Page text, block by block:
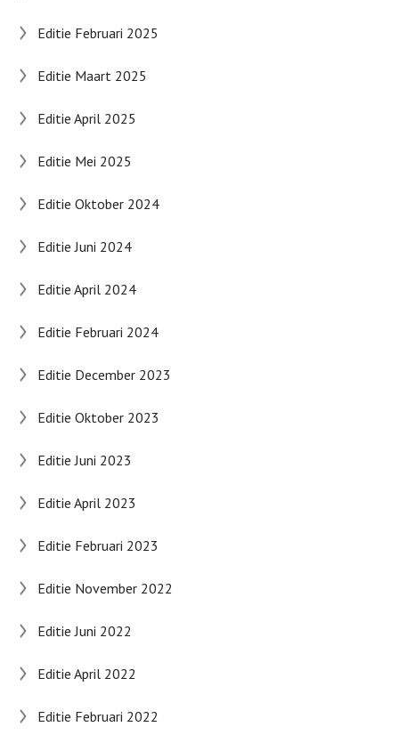
Editie Februari 2025
Editie Maart 2025
Editie April 2025
Editie Mei 2025
Editie Oktober 2024
Editie Juni 2024
Editie April 2024
Editie Februari 2024
Editie December 2023
Editie Oktober 2023
Editie Juni 2023
Editie April 2023
Editie Februari 2023
Editie November 2022
Editie Juni 2022
Editie April 2022
Editie Februari 2022